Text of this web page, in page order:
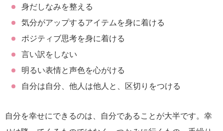
身だしなみを整える
気分がアップするアイテムを身に着ける
ポジティブ思考を身に着ける
言い訳をしない
明るい表情と声色を心がける
自分は自分、他人は他人と、区切りをつける
自分を幸せにできるのは、自分であることが大半です。幸